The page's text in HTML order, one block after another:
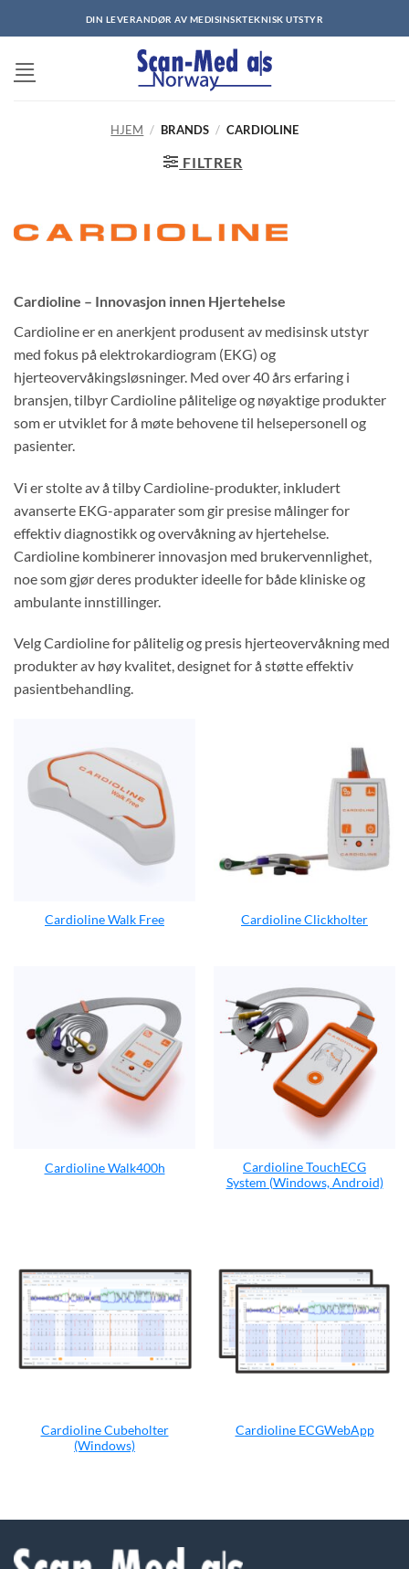
to
DIN LEVERANDØR AV MEDISINSKTEKNISK UTSTYR
HJEM / BRANDS / CARDIOLINE
FILTRER
Cardioline – Innovasjon innen Hjertehelse
Cardioline er en anerkjent produsent av medisinsk utstyr
med fokus på elektrokardiogram (EKG) og
hjerteovervåkingsløsninger. Med over 40 års erfaring i
bransjen, tilbyr Cardioline pålitelige og nøyaktige produkter
som er utviklet for å møte behovene til helsepersonell og
pasienter.
Vi er stolte av å tilby Cardioline-produkter, inkludert
avanserte EKG-apparater som gir presise målinger for
effektiv diagnostikk og overvåkning av hjertehelse.
Cardioline kombinerer innovasjon med brukervennlighet,
noe som gjør deres produkter ideelle for både kliniske og
ambulante innstillinger.
Velg Cardioline for pålitelig og presis hjerteovervåkning med
produkter av høy kvalitet, designet for å støtte effektiv
pasientbehandling.
Cardioline Walk Free Cardioline Clickholter
Cardioline Walk400h
Cardioline TouchECG
System (Windows, Android)
Cardioline Cubeholter
(Windows)
Cardioline ECGWebApp